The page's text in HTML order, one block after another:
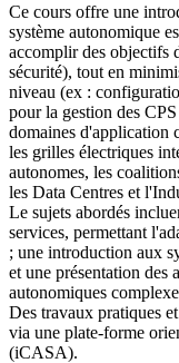
Ce cours offre une
système autonomique
accomplir des objectifs
sécurité), tout en
niveau (ex :
pour la gestion des
domaines d'application
les grilles électriques
autonomes, les
les Data Centres et
Le sujets abordés
services, permettant
; une introduction aux
et une présentation des
autonomiques
Des travaux pratiques
via une plate-forme
(iCASA).